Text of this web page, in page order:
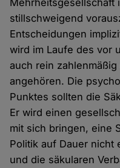
Mehrheitsgesellschaft
stillschweigend
Entscheidungen
wird im Laufe des vor
auch rein
angehören. Die
Punktes sollten die
Er wird einen
mit sich bringen, eine
Politik auf Dauer nicht
und die säkularen